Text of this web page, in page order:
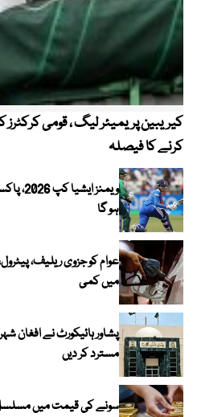
کرنے کا فیصلہ
ویمنز
ہو گا
عوام کو جزوی ریلیف،
میں کمی
پشاور ہائیکورٹ نے افغان
مسترد کر دیں
سونے کی قیمت میں مسلسل